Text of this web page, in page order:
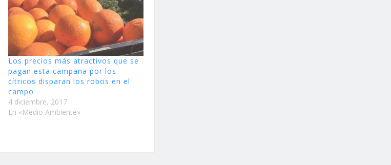
Los precios más atractivos que se
pagan esta campaña por los
cítricos disparan los robos en el
campo
4 diciembre, 2017
En «Medio Ambiente»